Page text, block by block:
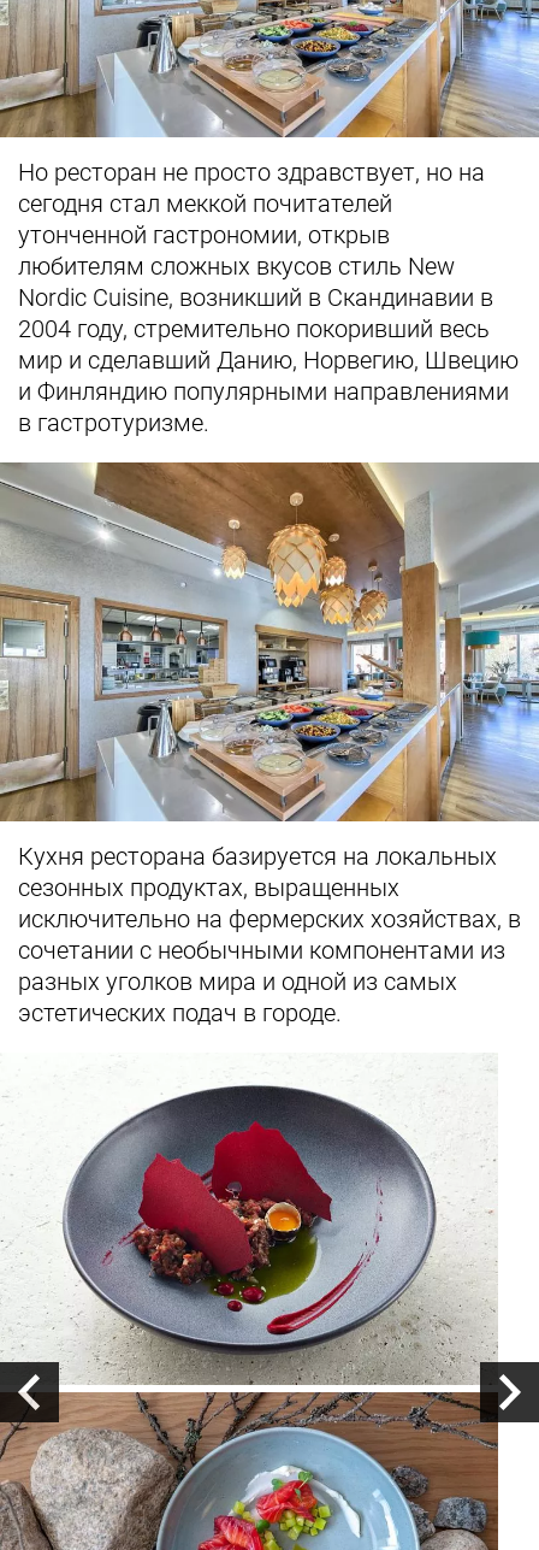
Но ресторан не просто здравствует, но на
сегодня стал меккой почитателей
утонченной гастрономии, открыв
любителям сложных вкусов стиль New
Nordic Cuisine, возникший в Скандинавии в
2004 году, стремительно покоривший весь
мир и сделавший Данию, Норвегию, Швецию
и Финляндию популярными направлениями
в гастротуризме.
Кухня ресторана базируется на локальных
сезонных продуктах, выращенных
исключительно на фермерских хозяйствах, в
сочетании с необычными компонентами из
разных уголков мира и одной из самых
эстетических подач в городе.